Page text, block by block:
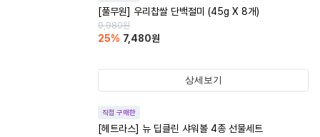
[풀무원] 우리찹쌀 단백절미 (45g X 8개)
9,980원
25% 7,480원
상세보기
직접 구매한
[헤트라스] 뉴 딥클린 샤워볼 4종 선물세트